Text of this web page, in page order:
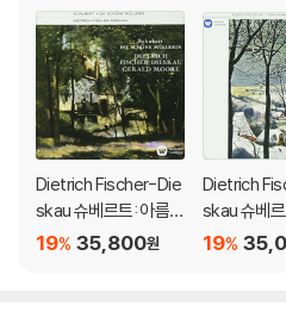
Dietrich Fischer-Die
skau 슈베르트: 아름다
운 물방앗간 아가씨 (S
35,800원
19%
Dietrich
skau 슈베
나그네
19%